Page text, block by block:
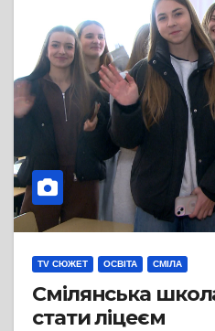
TV СЮЖЕТ ОСВІТА СМІЛА
Смілянська
стати ліцеєм